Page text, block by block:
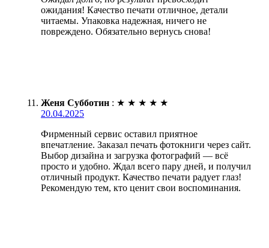
ожидания! Качество печати отличное, детали
читаемы. Упаковка надежная, ничего не
повреждено. Обязательно вернусь снова!
Женя Субботин : ★ ★ ★ ★ ★
20.04.2025
Фирменный сервис оставил приятное
впечатление. Заказал печать фотокниги через сайт.
Выбор дизайна и загрузка фотографий — всё
просто и удобно. Ждал всего пару дней, и получил
отличный продукт. Качество печати радует глаз!
Рекомендую тем, кто ценит свои воспоминания.